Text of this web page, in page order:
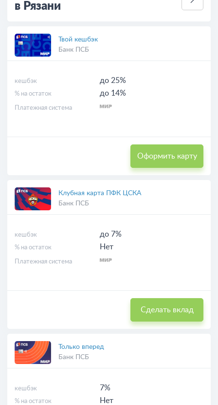
в Рязани
Твой кешбэк
Банк ПСБ
кешбэк до 25%
% на остаток до 14%
Платежная система
Оформить карту
Клубная карта ПФК ЦСКА
Банк ПСБ
кешбэк до 7%
% на остаток Нет
Платежная система
Сделать вклад
Только вперед
Банк ПСБ
кешбэк 7%
% на остаток Нет